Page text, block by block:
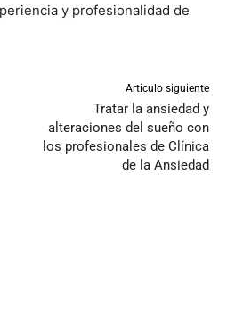
y profesionalidad de
Artículo siguiente
Tratar la ansiedad y
alteraciones del sueño con
los profesionales de Clínica
de la Ansiedad